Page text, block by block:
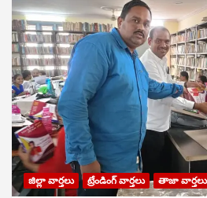
జిల్లా వార్తలు ట్రేండింగ్ వార్తలు తాజా వార్తలు